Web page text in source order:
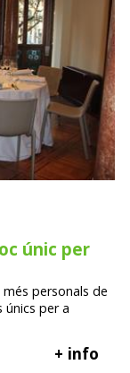
únic per
personals de
únics per a
+ info